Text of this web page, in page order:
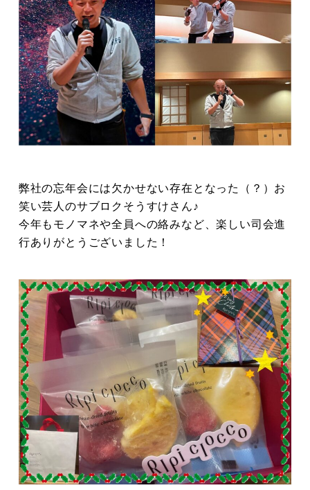
弊社の忘年会には欠かせない存在となった（？）お
笑い芸人のサブロクそうすけさん♪
今年もモノマネや全員への絡みなど、楽しい司会進
行ありがとうございました！